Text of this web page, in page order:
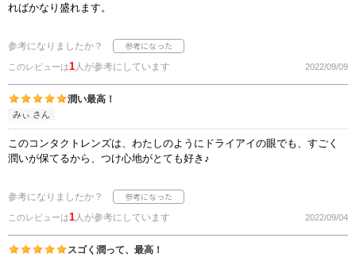
ればかなり盛れます。
参考になりましたか？
このレビューは1人が参考にしています 2022/09/09
潤い最高！
みぃ さん
このコンタクトレンズは、わたしのようにドライアイの眼でも、すごく
潤いが保てるから、つけ心地がとても好き♪
参考になりましたか？
このレビューは1人が参考にしています 2022/09/04
スゴく潤って、最高！